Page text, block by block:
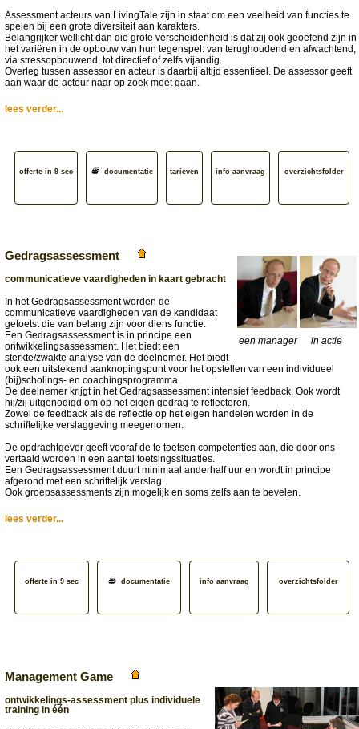
Assessment acteurs van LivingTale zijn in staat om een veelheid van functies te
spelen bij een grote diversiteit aan karakters.
Belangrijker wellicht dan die grote verscheidenheid is dat zij ook geoefend zijn in
het variëren in de opbouw van hun tegenspel: van terughoudend en afwachtend,
via stressopbouwend, tot directief of zelfs vijandig.
Overleg tussen assessor en acteur is daarbij altijd essentieel. De assessor geeft
aan waar de acteur naar op zoek moet gaan.
lees verder...
offerte in 9 sec documentatie tarieven info aanvraag overzichtsfolder
een manager in actie
Gedragsassessment
communicatieve vaardigheden in kaart gebracht
In het Gedragsassessment worden de
communicatieve vaardigheden van de kandidaat
getoetst die van belang zijn voor diens functie.
Een Gedragsassessment is in principe een
ontwikkelingsassessment. Het biedt een
sterkte/zwakte analyse van de deelnemer. Het biedt
ook een uitstekend aanknopingspunt voor het opstellen van een individueel
(bij)scholings- en coachingsprogramma.
De deelnemer krijgt in het Gedragsassessment intensief feedback. Ook wordt
hij/zij uitgenodigd om op het eigen gedrag te reflecteren.
Zowel de feedback als de reflectie op het eigen handelen worden in de
schriftelijke verslaggeving meegenomen.
De opdrachtgever geeft vooraf de te toetsen competenties aan, die door ons
vertaald worden in een aantal toetsingssituaties.
Een Gedragsassessment duurt minimaal anderhalf uur en wordt in principe
afgerond met een schriftelijk verslag.
Ook groepsassessments zijn mogelijk en soms zelfs aan te bevelen.
lees verder...
offerte in 9 sec documentatie info aanvraag overzichtsfolder
Management Game
ontwikkelings-assessment plus individuele
training in één